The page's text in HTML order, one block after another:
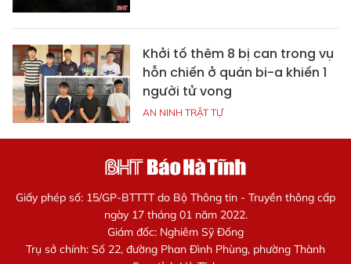
Khởi tố thêm 8 bị can trong vụ
hỗn chiến ở quán bi-a khiến 1
người tử vong
AN NINH TRẬT TỰ
Giấy phép số: 15/GP-BTTTT do Bộ Thông tin - Truyền thông cấp
ngày 17 tháng 01 năm 2022.
Giám đốc: Nghiêm Sỹ Đống
Trụ sở chính: Số 22, đường Phan Đình Phùng, phường Thành